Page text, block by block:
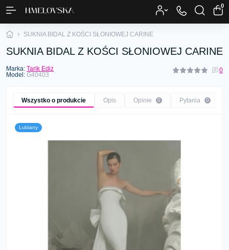
0
SUKNIA BIDAL Z KOŚCI SŁONIOWEJ CARINE
SUKNIA BIDAL Z KOŚCI SŁONIOWEJ CARINE
Marka: Tarik Ediz
Model: G40403
0
Wszystko o produkcie Opis Opinie 0 Pytania 0
Lubiany